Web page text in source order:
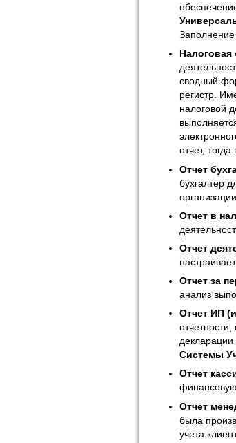
Заполнение
Налоговая
сводный
регистр.
налоговой
отчет,
Отчет
бухгалтер
Отчет в
Отчет
Отчет за
анализ
Отчет ИП
Системы
Отчет
финансовую
Отчет
была
учета